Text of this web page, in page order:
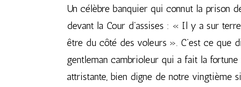
Un célèbre banquier qui connut la prison
devant la Cour d’assises : « Il y a sur
être du côté des voleurs ». C’est ce que
gentleman cambrioleur qui a fait la
attristante, bien digne de notre vingtième